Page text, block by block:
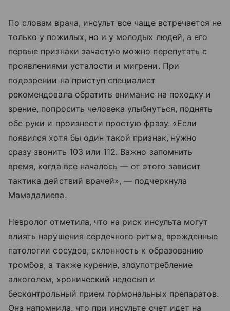
По словам врача, инсульт все чаще встречается не
только у пожилых, но и у молодых людей, а его
первые признаки зачастую можно перепутать с
проявлениями усталости и мигрени. При
подозрении на приступ специалист
рекомендовала обратить внимание на походку и
зрение, попросить человека улыбнуться, поднять
обе руки и произнести простую фразу. «Если
появился хотя бы один такой признак, нужно
сразу звонить 103 или 112. Важно запомнить
время, когда все началось — от этого зависит
тактика действий врачей», — подчеркнула
Мамадалиева.
Невролог отметила, что на риск инсульта могут
влиять нарушения сердечного ритма, врожденные
патологии сосудов, склонность к образованию
тромбов, а также курение, злоупотребление
алкоголем, хронический недосып и
бесконтрольный прием гормональных препаратов.
Она напомнила, что при инсульте счет идет на